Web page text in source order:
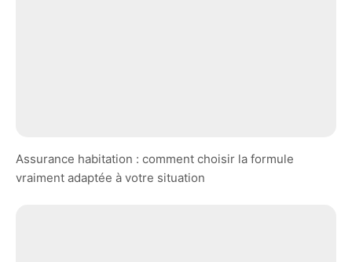
Assurance habitation : comment choisir la formule
vraiment adaptée à votre situation